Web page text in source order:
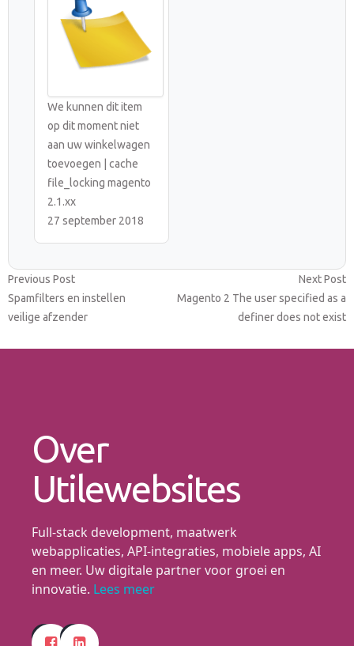
We kunnen dit item
op dit moment niet
aan uw winkelwagen
toevoegen | cache
file_locking magento
2.1.xx
27 september 2018
Bericht
navigatie
Previous PostPrevious
post:
Spamfilters en instellen
veilige afzender
Next Post
Magento 2 The user specified as a
definer does not exist
Over
Utilewebsites
Full-stack development, maatwerk
webapplicaties, API-integraties, mobiele apps, AI
en meer. Uw digitale partner voor groei en
innovatie. Lees meer